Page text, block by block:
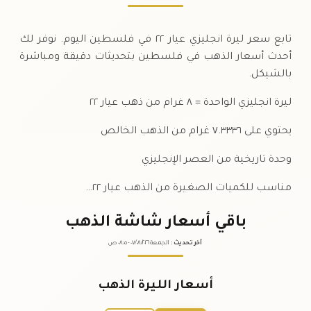
تابع سعر ليرة انجليزي عيار ٢٢ في فلسطين اليوم. نوفر لك
أحدث أسعار الذهب في فلسطين بتحديثات دقيقة ومباشرة
بالشيكل.
ليرة انجليزي الواحدة = ٨ غرام من ذهب عيار ٢٢
يحتوي على ٧.٣٣٣٦ غرام من الذهب الخالص
وحدة تاريخية من العصر الإنجليزي
مناسب للكميات الصغيرة من الذهب عيار ٢٢…
باقي أسعار شاشة الذهب
آخر تحديث : الجمعة ٠٧ /٠٨/٢٠٢٦ - ٠٨:٠٥ ص
أسعار الليرة الذهب